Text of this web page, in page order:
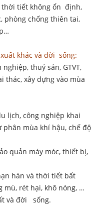
thời tiết không ổn định,
phòng chống thiên tai,
khác và đời sống:
thuỷ sản, GTVT,
thác, xây dựng vào mùa
lịch, công nghiệp khai
mùa khí hậu, chế độ
quản máy móc, thiết bị,
hán và thời tiết bất
mù, rét hại, khô nóng, …
và đời sống.